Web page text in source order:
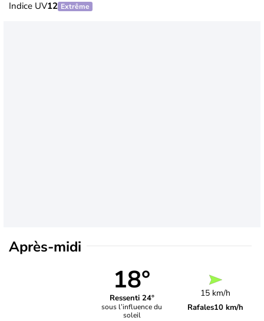
Indice UV12 Extrême
Après-midi
18°
Ressenti 24°
sous l’influence du
soleil
15 km/h
Rafales10 km/h